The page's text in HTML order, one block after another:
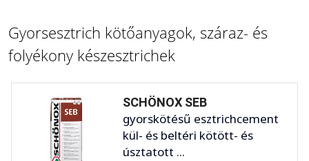
Gyorsesztrich kötőanyagok, száraz- és
folyékony készesztrichek
SCHÖNOX SEB
gyorskötésű esztrichcement
kül- és beltéri kötött- és
úsztatott ...